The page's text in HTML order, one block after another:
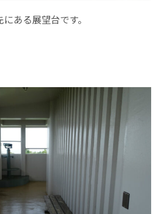
ある展望台です。